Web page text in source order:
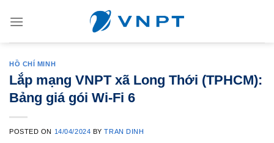
HỒ CHÍ MINH
Lắp mạng VNPT xã Long Thới (TPHCM):
Bảng giá gói Wi-Fi 6
POSTED ON 14/04/2024 BYTRAN DINH